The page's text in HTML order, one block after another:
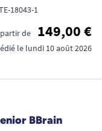
18043-1
de 149,00 €
le lundi 10 août 2026
BBrain